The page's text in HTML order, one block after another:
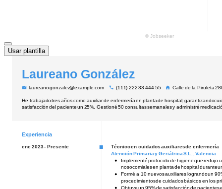
Usar plantilla